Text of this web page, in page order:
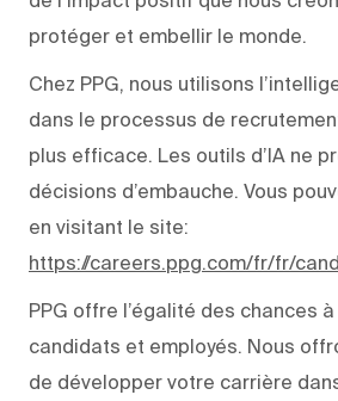
protéger et embellir le monde.
Chez PPG, nous utilisons
dans le processus de
plus efficace. Les outils d’IA ne
décisions d’embauche. Vous
en visitant le site:
https://careers.ppg.com/fr/fr/
PPG offre l’égalité des chances
candidats et employés. Nous
de développer votre carrière